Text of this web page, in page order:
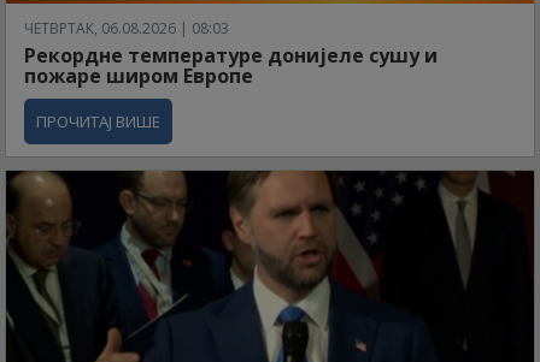
ЧЕТВРТАК, 06.08.2026 | 08:03
Рекордне температуре донијеле сушу и
пожаре широм Европе
ПРОЧИТАЈ ВИШЕ